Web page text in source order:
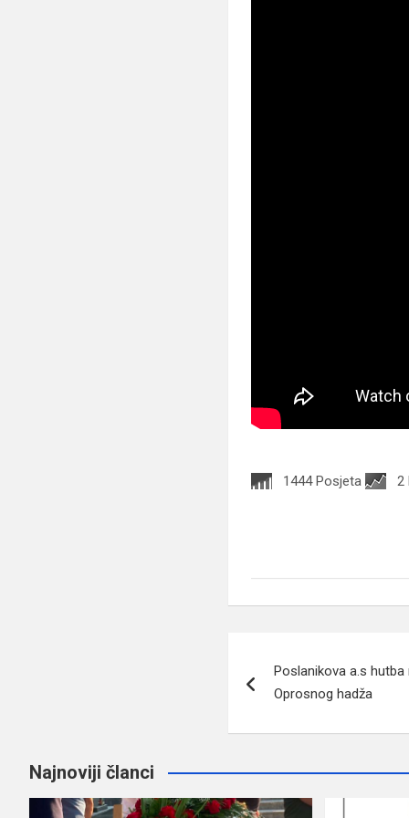
1444 Posjeta 2
članaka
Poslanikova a.s
Oprosnog hadža
Najnoviji članci